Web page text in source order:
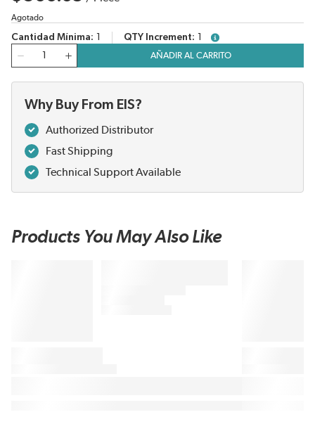
Agotado
Cantidad Mínima QTY Increment
more info
Cantidad
AÑADIR AL CARRITO
Why Buy From EIS?
Authorized Distributor
Fast Shipping
Technical Support Available
Products You May Also Like